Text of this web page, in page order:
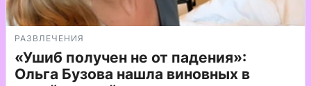
РАЗВЛЕЧЕНИЯ
«Ушиб получен не от падения»:
Ольга Бузова нашла виновных в